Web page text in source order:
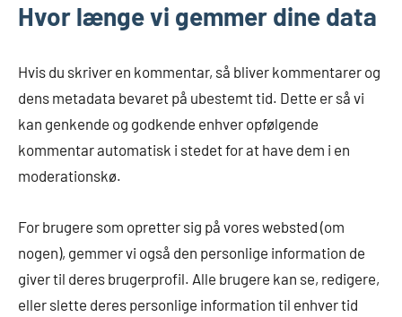
Hvor længe vi gemmer dine data
Hvis du skriver en kommentar, så bliver kommentarer og
dens metadata bevaret på ubestemt tid. Dette er så vi
kan genkende og godkende enhver opfølgende
kommentar automatisk i stedet for at have dem i en
moderationskø.
For brugere som opretter sig på vores websted (om
nogen), gemmer vi også den personlige information de
giver til deres brugerprofil. Alle brugere kan se, redigere,
eller slette deres personlige information til enhver tid